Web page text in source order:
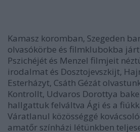
Kamasz koromban, Szegeden
olvasókörbe és filmklubokba
Pszichéjét és Menzel filmjeit
irodalmat és Dosztojevszkijt,
Esterházyt, Csáth Gézát
Kontrollt, Udvaros Dorottya
hallgattuk felváltva Ági és a
Váratlanul közösséggé
amatőr színházi létünkben